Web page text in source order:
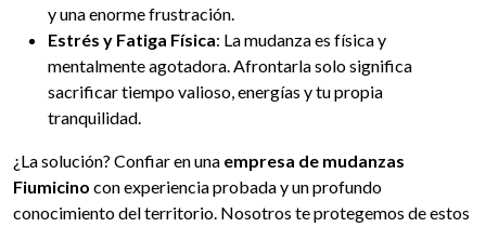
y una enorme frustración.
Estrés y Fatiga Física: La mudanza es física y
mentalmente agotadora. Afrontarla solo significa
sacrificar tiempo valioso, energías y tu propia
tranquilidad.
¿La solución? Confiar en una empresa de mudanzas
Fiumicino con experiencia probada y un profundo
conocimiento del territorio. Nosotros te protegemos de estos